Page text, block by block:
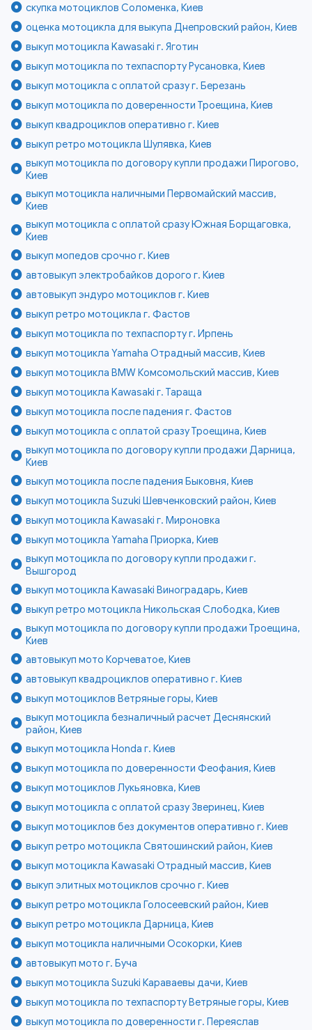
скупка мотоциклов Соломенка, Киев
оценка мотоцикла для выкупа Днепровский район, Киев
выкуп мотоцикла Kawasaki г. Яготин
выкуп мотоцикла по техпаспорту Русановка, Киев
выкуп мотоцикла с оплатой сразу г. Березань
выкуп мотоцикла по доверенности Троещина, Киев
выкуп квадроциклов оперативно г. Киев
выкуп ретро мотоцикла Шулявка, Киев
выкуп мотоцикла по договору купли продажи Пирогово,
Киев
выкуп мотоцикла наличными Первомайский массив,
Киев
выкуп мотоцикла с оплатой сразу Южная Борщаговка,
Киев
выкуп мопедов срочно г. Киев
автовыкуп электробайков дорого г. Киев
автовыкуп эндуро мотоциклов г. Киев
выкуп ретро мотоцикла г. Фастов
выкуп мотоцикла по техпаспорту г. Ирпень
выкуп мотоцикла Yamaha Отрадный массив, Киев
выкуп мотоцикла BMW Комсомольский массив, Киев
выкуп мотоцикла Kawasaki г. Тараща
выкуп мотоцикла после падения г. Фастов
выкуп мотоцикла с оплатой сразу Троещина, Киев
выкуп мотоцикла по договору купли продажи Дарница,
Киев
выкуп мотоцикла после падения Быковня, Киев
выкуп мотоцикла Suzuki Шевченковский район, Киев
выкуп мотоцикла Kawasaki г. Мироновка
выкуп мотоцикла Yamaha Приорка, Киев
выкуп мотоцикла по договору купли продажи г.
Вышгород
выкуп мотоцикла Kawasaki Виноградарь, Киев
выкуп ретро мотоцикла Никольская Слободка, Киев
выкуп мотоцикла по договору купли продажи Троещина,
Киев
автовыкуп мото Корчеватое, Киев
автовыкуп квадроциклов оперативно г. Киев
выкуп мотоциклов Ветряные горы, Киев
выкуп мотоцикла безналичный расчет Деснянский
район, Киев
выкуп мотоцикла Honda г. Киев
выкуп мотоцикла по доверенности Феофания, Киев
выкуп мотоциклов Лукьяновка, Киев
выкуп мотоцикла с оплатой сразу Зверинец, Киев
выкуп мотоциклов без документов оперативно г. Киев
выкуп ретро мотоцикла Святошинский район, Киев
выкуп мотоцикла Kawasaki Отрадный массив, Киев
выкуп элитных мотоциклов срочно г. Киев
выкуп ретро мотоцикла Голосеевский район, Киев
выкуп ретро мотоцикла Дарница, Киев
выкуп мотоцикла наличными Осокорки, Киев
автовыкуп мото г. Буча
выкуп мотоцикла Suzuki Караваевы дачи, Киев
выкуп мотоцикла по техпаспорту Ветряные горы, Киев
выкуп мотоцикла по доверенности г. Переяслав